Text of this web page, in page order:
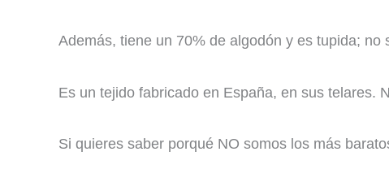
Además, tiene un 70% de algodón y es tupida;
Es un tejido fabricado en España, en sus telares.
Si quieres saber porqué NO somos los más